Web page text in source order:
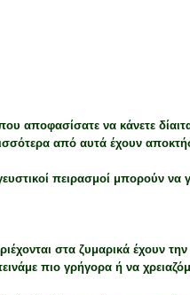
αποφασίσατε να κάνετε
από αυτά έχουν
πειρασμοί μπορούν να
στα ζυμαρικά έχουν
πιο γρήγορα ή να